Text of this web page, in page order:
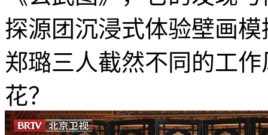
探源团沉浸式体验壁画
郑璐三人截然不同的工
花？